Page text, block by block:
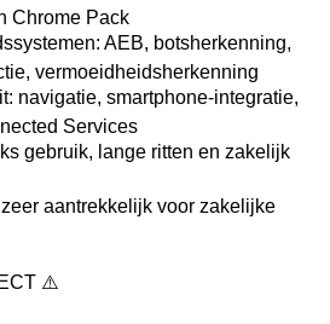
Chrome Pack
AEB, botsherkenning,
vermoeidheidsherkenning
navigatie, smartphone-integratie,
Services
gebruik, lange ritten en zakelijk
zeer aantrekkelijk voor zakelijke
⚠️